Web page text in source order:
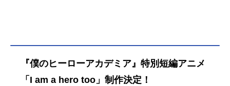
『僕のヒーローアカデミア』特別短編アニメ
「I am a hero too」制作決定！